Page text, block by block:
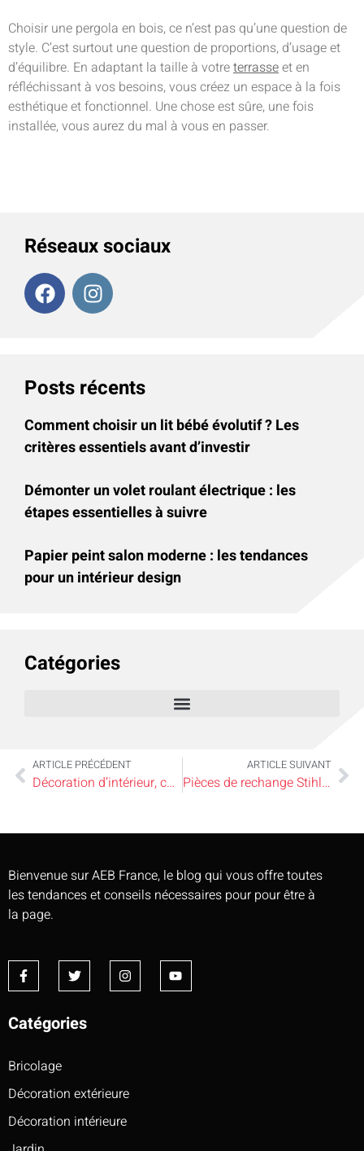
Choisir une pergola en bois, ce n’est pas qu’une question de
style. C’est surtout une question de proportions, d’usage et
d’équilibre. En adaptant la taille à votreterrasseet en
réfléchissant à vos besoins, vous créez un espace à la fois
esthétique et fonctionnel. Une chose est sûre, une fois
installée, vous aurez du mal à vous en passer.
Réseaux sociaux
Posts récents
Comment choisir un lit bébé évolutif ? Les
critères essentiels avant d’investir
Démonter un volet roulant électrique : les
étapes essentielles à suivre
Papier peint salon moderne : les tendances
pour un intérieur design
Catégories
ARTICLE PRÉCÉDENT
Décoration d’intérieur, conseil déco sur comment organiser un salon autour d’un meuble TV
ARTICLE SUIVANT
Pièces de rechange Stihl : garantir la performance de votre matériel de motoculture
Bienvenue sur AEB France, le blog qui vous offre toutes
les tendances et conseils nécessaires pour pour être à
la page.
Catégories
Bricolage
Décoration extérieure
Décoration intérieure